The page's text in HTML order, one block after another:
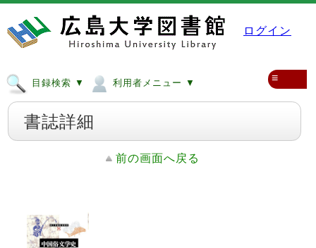
ログイン
目録検索 ▼ 利用者メニュー ▼ ≡
書誌詳細
前の画面へ戻る